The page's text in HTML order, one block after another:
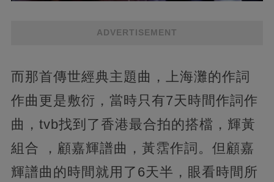
ADVERTISEMENT
而那首傳世經典主題曲，上海灘的作詞
作曲更是敷衍，當時只有7天時間作詞作
曲，tvb找到了香港最合拍的搭檔，輝黃
組合 ，顧嘉輝譜曲，黃霑作詞。但顧嘉
輝譜曲的時間就用了6天半，眼看時間所